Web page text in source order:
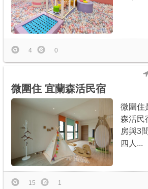
4 0
微圍住 宜蘭森活民宿
微圍住
森活民
房與3
四人...
15 1